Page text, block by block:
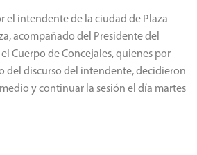
el intendente de la ciudad de Plaza
acompañado del Presidente del
Cuerpo de Concejales, quienes por
del discurso del intendente, decidieron
y continuar la sesión el día martes